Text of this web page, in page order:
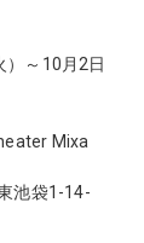
）～10月2日
Mixa
池袋1-14-